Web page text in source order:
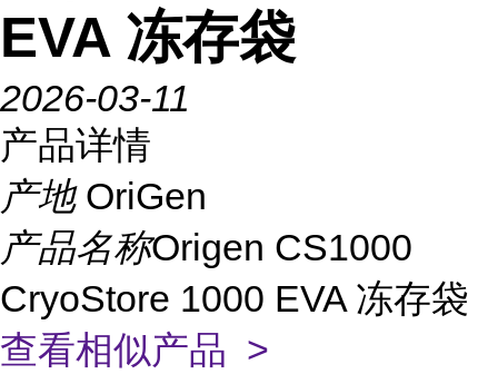
EVA 冻存袋
2026-03-11
产品详情
产地 OriGen
产品名称Origen CS1000
CryoStore 1000 EVA 冻存袋
查看相似产品 >